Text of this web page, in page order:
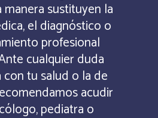
sustituyen la
el diagnóstico o
profesional
cualquier duda
tu salud o la de
acudir
pediatra o